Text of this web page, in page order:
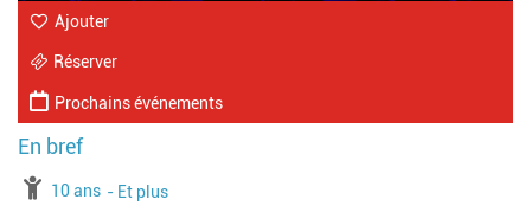
Ajouter
Réserver
Prochains événements
À partir de
10 ans Jusqu'à l'age de
Et plus